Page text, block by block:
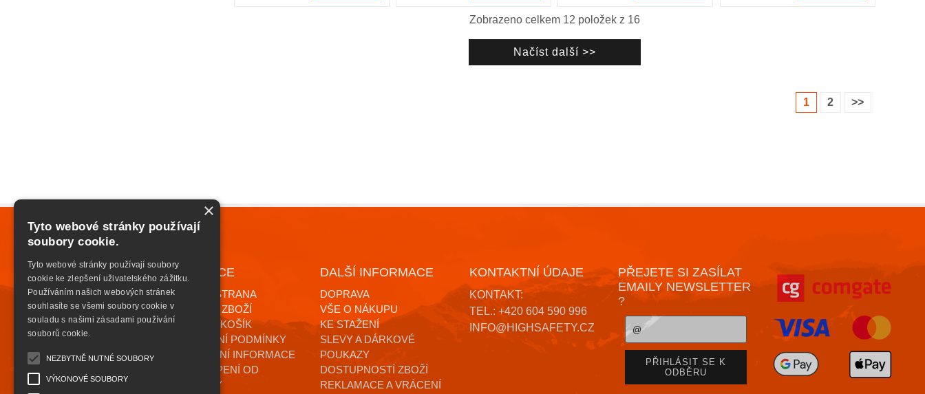
Zobrazeno celkem 12 položek z 16
1 2 >>
+420 776 085 559
INFO@HIGHSAFETY.CZ
NAVIGACE
ÚVODNÍ STRANA
KATALOG ZBOŽÍ
NÁKUPNÍ KOŠÍK
OBCHODNÍ PODMÍNKY
KONTAKTNÍ INFORMACE
ODSTOUPENÍ OD
SMLOUVY
DALŠÍ INFORMACE
DOPRAVA
VŠE O NÁKUPU
KE STAŽENÍ
SLEVY A DÁRKOVÉ
POUKAZY
DOSTUPNOSTÍ ZBOŽÍ
REKLAMACE A VRÁCENÍ
KONTAKTNÍ ÚDAJE
KONTAKT:
TEL.: +420 604 590 996
INFO@HIGHSAFETY.CZ
PŘEJETE SI ZASÍLAT
EMAILY NEWSLETTER
?
×
Tyto webové stránky používají
soubory cookie.
Tyto webové stránky používají soubory
cookie ke zlepšení uživatelského zážitku.
Používáním našich webových stránek
souhlasíte se všemi soubory cookie v
souladu s našimi zásadami používání
souborů cookie.
NEZBYTNĚ NUTNÉ SOUBORY
VÝKONOVÉ SOUBORY